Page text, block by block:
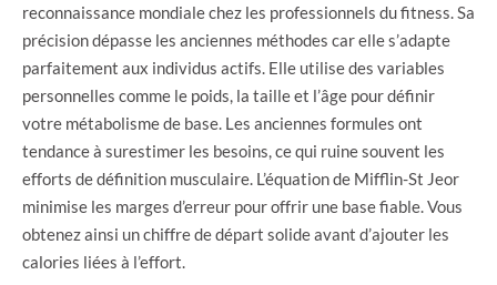
reconnaissance mondiale chez les professionnels du fitness. Sa
précision dépasse les anciennes méthodes car elle s’adapte
parfaitement aux individus actifs. Elle utilise des variables
personnelles comme le poids, la taille et l’âge pour définir
votre métabolisme de base. Les anciennes formules ont
tendance à surestimer les besoins, ce qui ruine souvent les
efforts de définition musculaire. L’équation de Mifflin-St Jeor
minimise les marges d’erreur pour offrir une base fiable. Vous
obtenez ainsi un chiffre de départ solide avant d’ajouter les
calories liées à l’effort.